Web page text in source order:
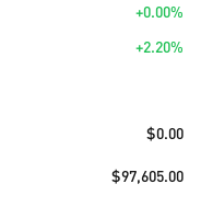
+0.00%
+2.20%
$0.00
$97,605.00